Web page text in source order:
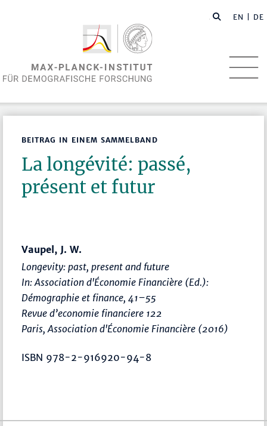
EN | DE
BEITRAG IN EINEM SAMMELBAND
La longévité: passé,
présent et futur
Vaupel, J. W.
Longevity: past, present and future
In: Association d'Économie Financière (Ed.):
Démographie et finance,41–55
Revue d’economie financiere 122
Paris, Association d'Économie Financière (2016)
ISBN 978-2-916920-94-8